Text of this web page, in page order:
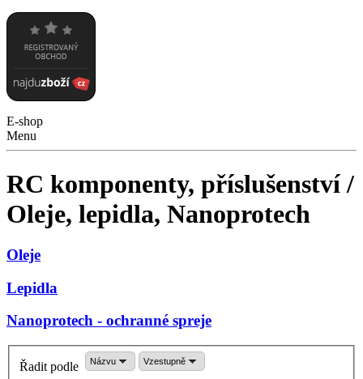
E-shop
Menu
RC komponenty, příslušenství /
Oleje, lepidla, Nanoprotech
Oleje
Lepidla
Nanoprotech - ochranné spreje
Řadit podle Názvu Vzestupně